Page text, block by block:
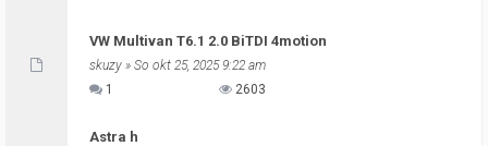
VW Multivan T6.1 2.0 BiTDI 4motion
skuzy » So okt 25, 2025 9:22 am
1
2603
Astra h